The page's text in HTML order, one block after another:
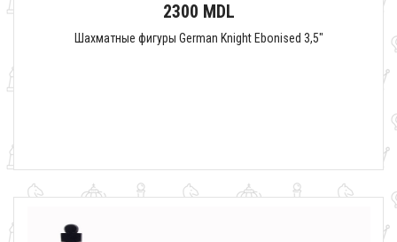
2300 MDL
Шахматные фигуры German Knight Ebonised 3,5"